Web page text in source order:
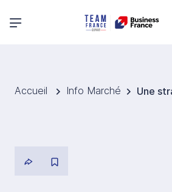
Menu principal
Accueil Info Marché